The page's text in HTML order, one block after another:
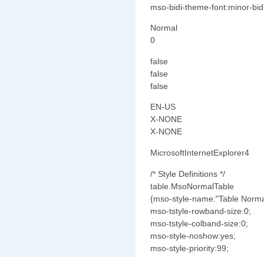
mso-bidi-theme-font:minor-
Normal
0
false
false
false
EN-US
X-NONE
X-NONE
MicrosoftInternetExplorer4
/* Style Definitions */
table.MsoNormalTable
{mso-style-name:"Table
mso-tstyle-rowband-size:0;
mso-tstyle-colband-size:0;
mso-style-noshow:yes;
mso-style-priority:99;